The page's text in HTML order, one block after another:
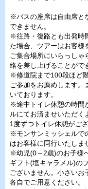
※バスの座席は自由席と
できません。
※往路・復路とも出発時
た場合、ツアーはお客様
ご集合場所にいらっしゃ
絡を差し上げることがで
※修道院まで100段ほど
ご参加をお薦めします
いております。
※途中トイレ休憩の時間
ルにてお済ませいただく
1度ずつトイレ休憩がござ
※モンサンミッシェルで
はお客様に同行いたしま
※幼児(0～2歳)のお子様
ギフト(塩キャラメル)の
ございません。小さいお
各自でご用意ください。